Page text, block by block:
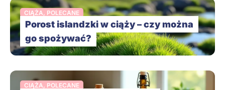
CIĄŻA, POLECANE
Porost islandzki w ciąży – czy można
go spożywać?
CIĄŻA, POLECANE